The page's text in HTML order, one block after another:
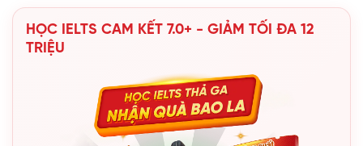
HỌC IELTS CAM KẾT 7.0+ - GIẢM TỐI ĐA 12
TRIỆU